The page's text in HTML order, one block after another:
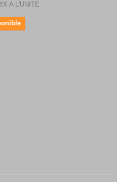
A L'UNITE